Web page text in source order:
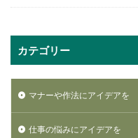
カテゴリー
マナーや作法にアイデアを
仕事の悩みにアイデアを